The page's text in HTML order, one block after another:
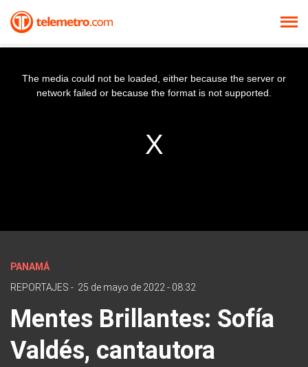
The media could not be loaded, either because the server or
network failed or because the format is not supported.
PANAMÁ
REPORTAJES - 25 de mayo de 2022 - 08:32
Mentes Brillantes: Sofía
Valdés, cantautora